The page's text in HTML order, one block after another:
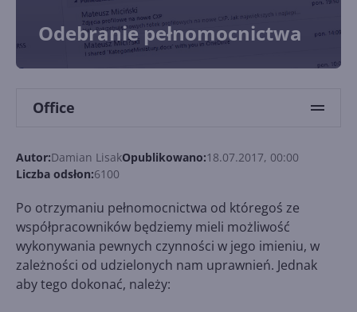
Odebranie pełnomocnictwa
Office
Autor:Damian LisakOpublikowano:18.07.2017, 00:00
Liczba odsłon:6100
Po otrzymaniu pełnomocnictwa od któregoś ze
współpracowników będziemy mieli możliwość
wykonywania pewnych czynności w jego imieniu, w
zależności od udzielonych nam uprawnień. Jednak
aby tego dokonać, należy: